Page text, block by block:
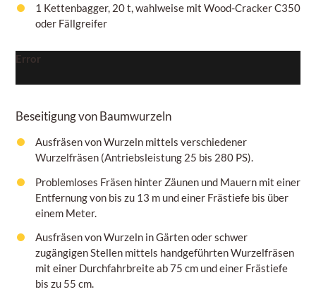
1 Kettenbagger, 20 t, wahlweise mit Wood-Cracker C350
oder Fällgreifer
Error
Beseitigung von Baumwurzeln
Ausfräsen von Wurzeln mittels verschiedener
Wurzelfräsen (Antriebsleistung 25 bis 280 PS).
Problemloses Fräsen hinter Zäunen und Mauern mit einer
Entfernung von bis zu 13 m und einer Frästiefe bis über
einem Meter.
Ausfräsen von Wurzeln in Gärten oder schwer
zugängigen Stellen mittels handgeführten Wurzelfräsen
mit einer Durchfahrbreite ab 75 cmund einer Frästiefe
bis zu 55 cm.